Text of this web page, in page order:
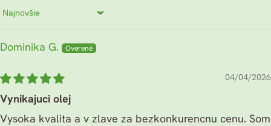
Sort by
Dominika G.
04/04/2026
Vynikajuci olej
Vysoka kvalita a v zlave za bezkonkurencnu cenu. Som